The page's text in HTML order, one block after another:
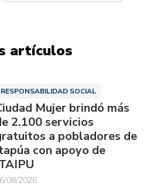
artículos
RESPONSABILIDAD SOCIAL
Mujer brindó más
2.100 servicios
a pobladores de
con apoyo de
08/2026